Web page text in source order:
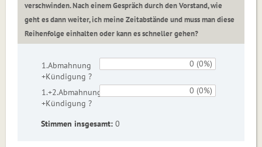
verschwinden. Nach einem Gespräch durch den Vorstand, wie
geht es dann weiter, ich meine Zeitabstände und muss man diese
Reihenfolge einhalten oder kann es schneller gehen?
1.Abmahnung
+Kündigung ?
0 (0%)
1.+2.Abmahnung
+Kündigung ?
0 (0%)
Stimmen insgesamt: 0